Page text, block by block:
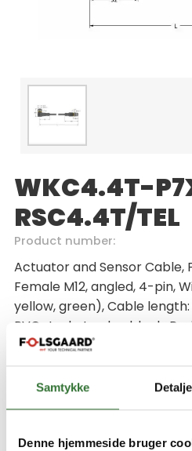
Samtykke
Denne hjemmeside bruger
WKC4.4T-
RSC4.4T/TEL
Product number:
Actuator and Sensor Cable,
Female M12, angled, 4-pin,
yellow, green), Cable
PVC, Jacket color: black,
oils, Flame-retardant,
solutions, Resistant to
free, Approval: cULus,
class: IP67, IP69K, Male M12,
Minimum order quantity: 1